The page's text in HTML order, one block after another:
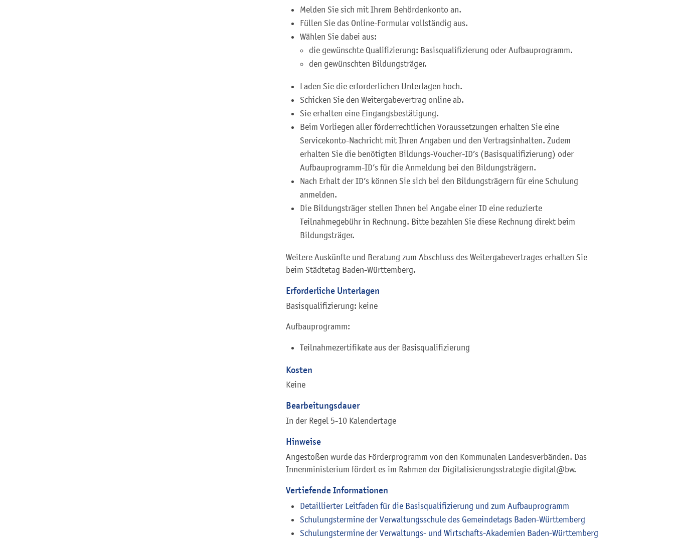
Melden Sie sich mit Ihrem Behördenkonto an.
Füllen Sie das Online-Formular vollständig aus.
Wählen Sie dabei aus:
die gewünschte Qualifizierung: Basisqualifizierung oder Aufbauprogramm.
den gewünschten Bildungsträger.
Laden Sie die erforderlichen Unterlagen hoch.
Schicken Sie den Weitergabevertrag online ab.
Sie erhalten eine Eingangsbestätigung.
Beim Vorliegen aller förderrechtlichen Voraussetzungen erhalten Sie eine
Servicekonto-Nachricht mit Ihren Angaben und den Vertragsinhalten. Zudem
erhalten Sie die benötigten Bildungs-Voucher-ID’s (Basisqualifizierung) oder
Aufbauprogramm-ID’s für die Anmeldung bei den Bildungsträgern.
Nach Erhalt der ID’s können Sie sich bei den Bildungsträgern für eine Schulung
anmelden.
Die Bildungsträger stellen Ihnen bei Angabe einer ID eine reduzierte
Teilnahmegebühr in Rechnung. Bitte bezahlen Sie diese Rechnung direkt beim
Bildungsträger.
Weitere Auskünfte und Beratung zum Abschluss des Weitergabevertrages erhalten Sie
beim Städtetag Baden-Württemberg.
Erforderliche Unterlagen
Basisqualifizierung: keine
Aufbauprogramm:
Teilnahmezertifikate aus der Basisqualifizierung
Kosten
Keine
Bearbeitungsdauer
In der Regel 5-10 Kalendertage
Hinweise
Angestoßen wurde das Förderprogramm von den Kommunalen Landesverbänden. Das
Innenministerium fördert es im Rahmen der Digitalisierungsstrategie digital@bw.
Vertiefende Informationen
Detaillierter Leitfaden für die Basisqualifizierung und zum Aufbauprogramm
Schulungstermine der Verwaltungsschule des Gemeindetags Baden-Württemberg
Schulungstermine der Verwaltungs- und Wirtschafts-Akademien Baden-Württemberg